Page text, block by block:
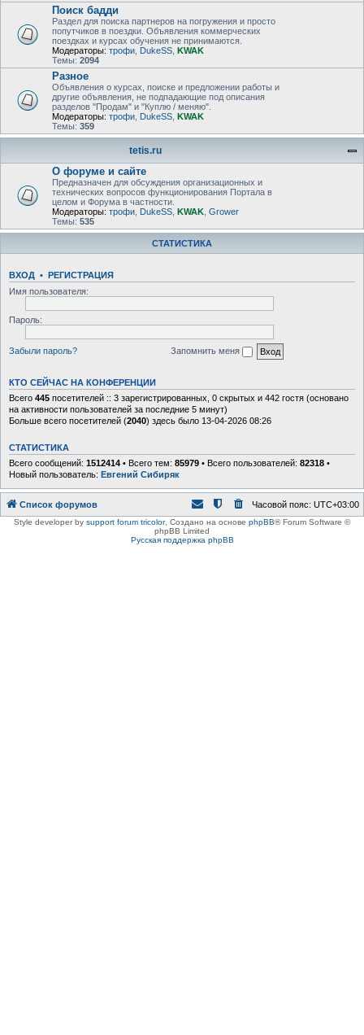
Поиск бадди
Раздел для поиска партнеров на погружения и просто
попутчиков в поездки. Объявления коммерческих
поездках и курсах обучения не принимаются.
Модераторы: трофи DukeSS KWAK
Темы: 2094
Разное
Объявления о курсах, поиске и предложении работы и
другие объявления, не подпадающие под описания
разделов "Продам" и "Куплю / меняю".
Модераторы: трофи DukeSS KWAK
Темы: 359
tetis.ru
О форуме и сайте
Предназначен для обсуждения организационных и
технических вопросов функционирования Портала в
целом и Форума в частности.
Модераторы: трофи DukeSS KWAK Grower
Темы: 535
СТАТИСТИКА
ВХОД • РЕГИСТРАЦИЯ
Имя пользователя:
Пароль:
Забыли пароль? Запомнить меня
КТО СЕЙЧАС НА КОНФЕРЕНЦИИ
Всего 445 посетителей :: 3 зарегистрированных, 0 скрытых и 442 гостя (основано
на активности пользователей за последние 5 минут)
Больше всего посетителей (2040) здесь было 13-04-2026 08:26
СТАТИСТИКА
Всего сообщений: 1512414 • Всего тем: 85979 • Всего пользователей: 82318 •
Новый пользователь: Евгений Сибиряк
Список форумов Часовой пояс: UTC+03:00
Style developer by support forum tricolor, Создано на основе phpBB® Forum Software ©
phpBB Limited
Русская поддержка phpBB